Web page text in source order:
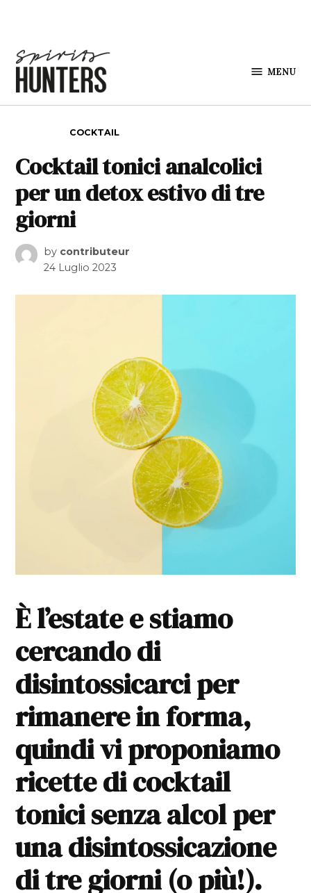
MENU
COCKTAIL
Cocktail tonici analcolici
per un detox estivo di tre
giorni
by contributeur
24 Luglio 2023
È l’estate e stiamo
cercando di
disintossicarci per
rimanere in forma,
quindi vi proponiamo
ricette di cocktail
tonici senza alcol per
una disintossicazione
di tre giorni (o più!).